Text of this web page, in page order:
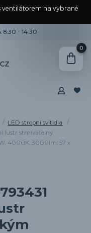
ventilátorem na vybrané
8:30 - 14:30
0
LED stropní svítidla
lustr stmívatelný
4000K, 3000lm, 57 x